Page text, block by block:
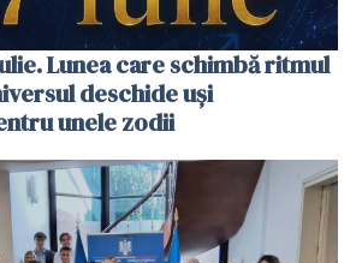
Lunea care schimbă ritmul
deschide uși
unele zodii